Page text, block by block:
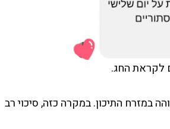
לקראת החג.
במזרח התיכון. במקרה כזה, סיכוי רב